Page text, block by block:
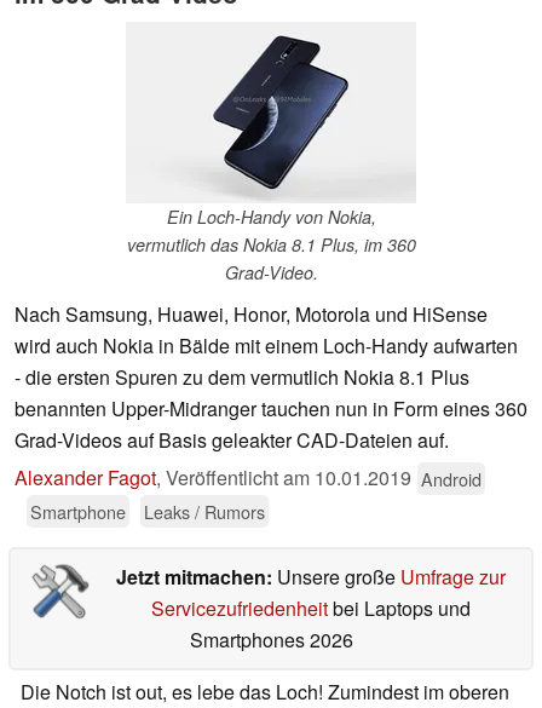
Ein Loch-Handy von Nokia,
vermutlich das Nokia 8.1 Plus, im 360
Grad-Video.
Nach Samsung, Huawei, Honor, Motorola und HiSense
wird auch Nokia in Bälde mit einem Loch-Handy aufwarten
- die ersten Spuren zu dem vermutlich Nokia 8.1 Plus
benannten Upper-Midranger tauchen nun in Form eines 360
Grad-Videos auf Basis geleakter CAD-Dateien auf.
Alexander Fagot, Veröffentlicht am 10.01.2019 Android
Smartphone
Leaks / Rumors
Jetzt mitmachen: Unsere große Umfrage zur
Servicezufriedenheitbei Laptops und
Smartphones 2026
Die Notch ist out, es lebe das Loch! Zumindest im oberen